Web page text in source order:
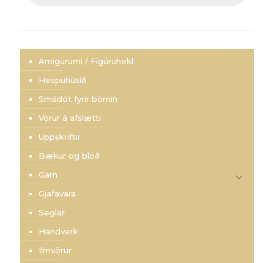
Amigurumi / Fígúruhekl
Hespuhúsið
Smádót fyrir börnin
Vörur á afslætti
Uppskriftir
Bækur og blöð
Garn
Gjafavara
Seglar
Handverk
Ilmvörur